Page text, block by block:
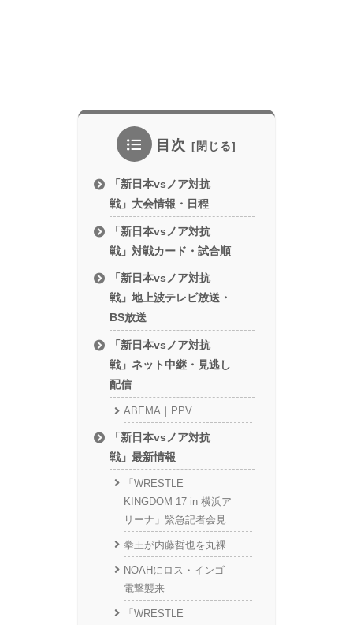
目次
「新日本vsノア対抗
戦」大会情報・日程
「新日本vsノア対抗
戦」対戦カード・試合順
「新日本vsノア対抗
戦」地上波テレビ放送・
BS放送
「新日本vsノア対抗
戦」ネット中継・見逃し
配信
ABEMA｜PPV
「新日本vsノア対抗
戦」最新情報
「WRESTLE
KINGDOM 17 in 横浜ア
リーナ」緊急記者会見
拳王が内藤哲也を丸裸
NOAHにロス・インゴ
電撃襲来
「WRESTLE